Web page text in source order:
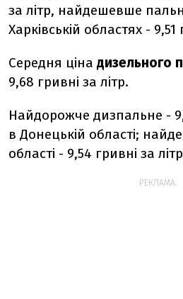
за літр, найдешевше
Харківській областях - 9,51
Середня ціна дизельного
9,68 гривні за літр.
Найдорожче дизпальне -
в Донецькій області;
області - 9,54 гривні за
РЕКЛАМА: